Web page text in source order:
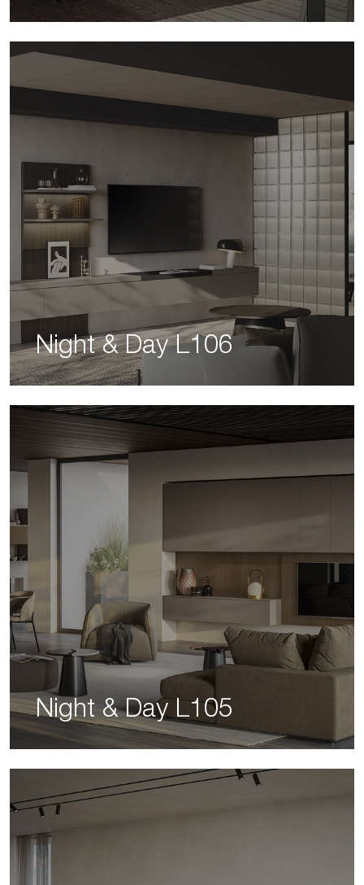
Night & Day L106
Night & Day L105